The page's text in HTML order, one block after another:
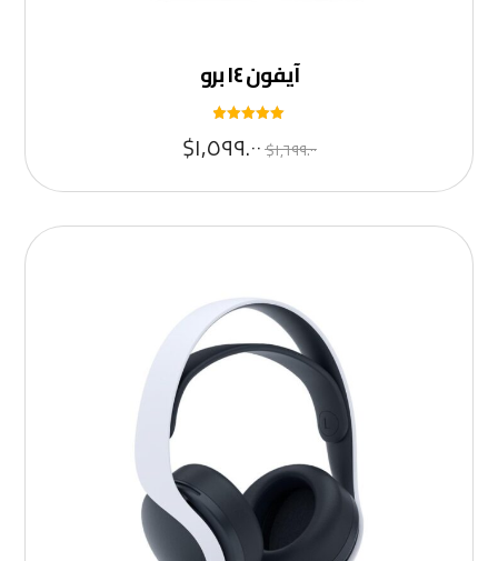
آيفون ١٤ برو
٥
من ٥
$١,٦٩٩.٠٠ $١,٥٩٩.٠٠